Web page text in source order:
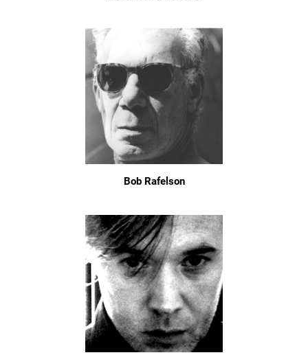
Bob Rafelson